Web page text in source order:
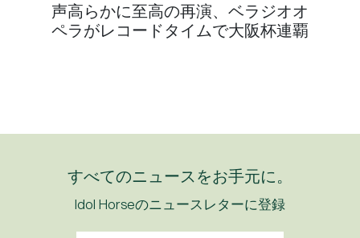
声高らかに至高の再演、ベラジオオ
ペラがレコードタイムで大阪杯連覇
すべてのニュースをお手元に。
Idol Horseのニュースレターに登録